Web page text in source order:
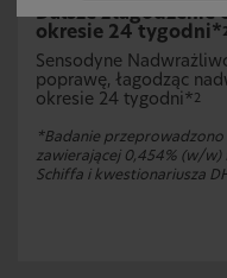
Dalsze
okresie 24 tygodni*
Sensodyne
poprawę, łagodząc
okresie 24 tygodni* 2
*Badanie
zawierającej 0,454% (w/
Schiffa i kwestionariusza